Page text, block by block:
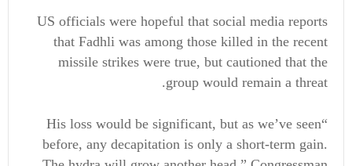
US officials were hopeful that social media reports
that Fadhli was among those killed in the recent
missile strikes were true, but cautioned that the
group would remain a threat.
“His loss would be significant, but as we’ve seen
before, any decapitation is only a short-term gain.